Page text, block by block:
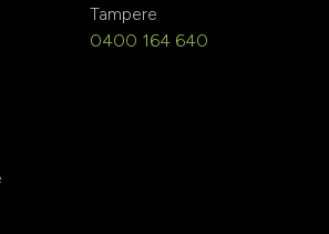
Tampere
0400 164 640